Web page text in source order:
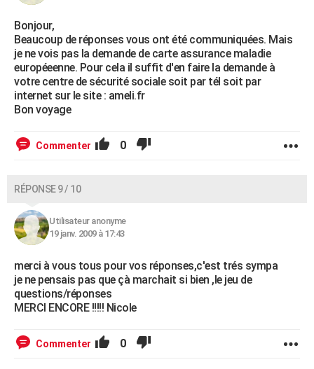
Bonjour,
Beaucoup de réponses vous ont été communiquées. Mais
je ne vois pas la demande de carte assurance maladie
européeenne. Pour cela il suffit d'en faire la demande à
votre centre de sécurité sociale soit par tél soit par
internet sur le site : ameli.fr
Bon voyage
Commenter 0
RÉPONSE 9 / 10
Utilisateur anonyme
19 janv. 2009 à 17:43
merci à vous tous pour vos réponses,c'est trés sympa
je ne pensais pas que çà marchait si bien ,le jeu de
questions/réponses
MERCI ENCORE !!!!! Nicole
Commenter 0